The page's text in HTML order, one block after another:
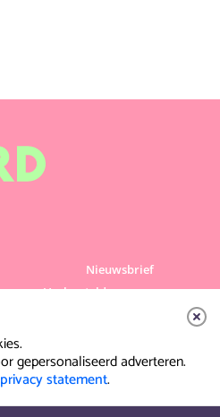
Nieuwsbrief
Veelgestelde vragen
gepersonaliseerd adverteren.
privacy statement.